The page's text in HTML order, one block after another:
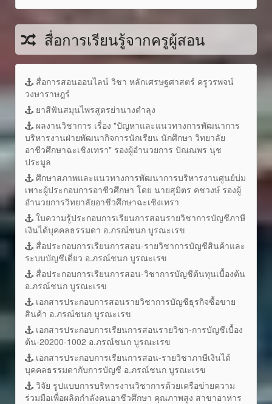
สื่อการเรียนรู้จากครูผู้สอน
สื่อการสอนออนไลน์ วิชา หลักเศรษฐศาสตร์ ครูวรพจน์
วงษาราษฎร์
ยาสีฟันสมุนไพรสูตรย่านางตำลุง
ผลงานวิชาการ เรื่อง "ปัญหาและแนวทางการพัฒนาการ
บริหารงานฝ่ายพัฒนากิจการนักเรียน นักศึกษา วิทยาลัย
อาชีวศึกษาฉะเชิงเทรา" รองผู้อำนวยการ ปัณณพร นุช
ประมูล
ศึกษาสภาพและแนวทางการพัฒนาการบริหารงานศูนย์บ่ม
เพาะผู้ประกอบการอาชีวศึกษา โดย นายสุมิตร คชวงษ์ รองผู้
อำนวยการวิทยาลัยอาชีวศึกษาฉะเชิงเทรา
ใบความรู้ประกอบการเรียนการสอนรายวิชาการบัญชีภาษี
เงินได้บุคคลธรรมดา อ.ภรณ์ชนก บูรณะเรข
สื่อประกอบการเรียนการสอน-รายวิชาการบัญชีสินค้าและ
ระบบบัญชีเดี่ยว อ.ภรณ์ชนก บูรณะเรข
สื่อประกอบการเรียนการสอน-วิชาการบัญชีต้นทุนเบื้องต้น
อ.ภรณ์ชนก บูรณะเรข
เอกสารประกอบการสอนรายวิชาการบัญชีธุรกิจซื้อขาย
สินค้า อ.ภรณ์ชนก บูรณะเรข
เอกสารประกอบการเรียนการสอนรายวิชา-การบัญชีเบื้อง
ต้น-20200-1002 อ.ภรณ์ชนก บูรณะเรข
เอกสารประกอบการเรียนการสอน-รายวิชาภาษีเงินได้
บุคคลธรรมดากับการบัญชี อ.ภรณ์ชนก บูรณะเรข
วิจัย รูปแบบการบริหารงานวิชาการด้วยเครือข่ายความ
ร่วมมือเพื่อผลิตกำลังคนอาชีวศึกษา คุณภาพสูง สาขาอาหาร